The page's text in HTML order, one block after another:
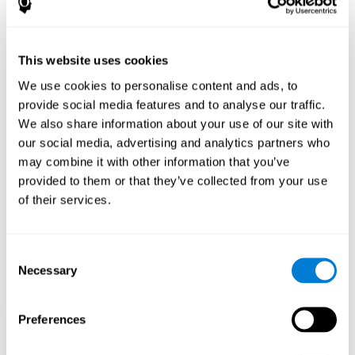
This website uses cookies
We use cookies to personalise content and ads, to
provide social media features and to analyse our traffic.
We also share information about your use of our site with
our social media, advertising and analytics partners who
may combine it with other information that you’ve
provided to them or that they’ve collected from your use
of their services.
Selection
Necessary
Preferences
مهاراتي المعرفية؟
إنّ استخدام لعبات مثل الأرقام لكوجنيفيت ينشّط نمط التنشيط العصبي.
إنّ تكرار النمط هذا وتدريبه يساعد في إنشاء تشابك عصبي جديد، تنظيم
الدوائر العصبية واستعادة الوظائف المعرفية الضعيفة.
يساعد تنبيه المهارات المعرفية باستمرار في إنشاء تشابك عصبي جديد،
تنظيم الدوائر العصبية وتحسين الوظائف المعرفية. هدف اللعبة الأرقام
هو تنبيه المهارات المتعلّقة بالتخطيط وسرعة المعالجة.
الأسبوع الأوّل الأسبوع الثاني الأسبوع الثالث
إسقاط رسومي توجيهي للشبكات العصبية بعد 3 أسابيع.